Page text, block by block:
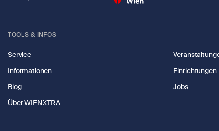
TOOLS & INFOS
Service
Informationen
Einrichtungen
Blog
Jobs
Über WIENXTRA